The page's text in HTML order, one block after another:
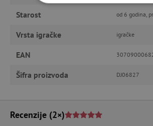
Starost od 6 godina,
Vrsta igračke igračke
EAN
Šifra proizvoda DJ06827
Recenzije (2×)
NUŽNO POTREBNI
FUNKCIONALNOST
Nužno potrebni kolačići
Ciljanost